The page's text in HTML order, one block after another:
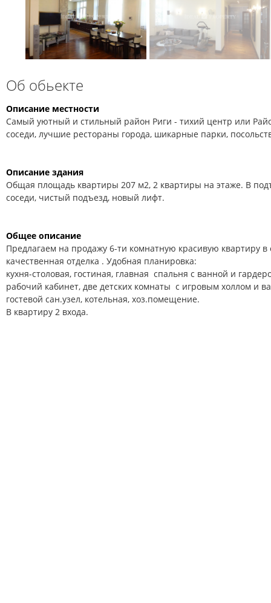
Об обьекте
Описание местности
Самый уютный и стильный район Риги - тихий центр или
соседи, лучшие рестораны города, шикарные парки,
Описание здания
Общая площадь квартиры 207 м2, 2 квартиры на этаже. В
соседи, чистый подъезд, новый лифт.
Общее описание
Предлагаем на продажу 6-ти комнатную красивую квартиру
качественная отделка . Удобная планировка:
кухня-столовая, гостиная, главная спальня с ванной и
рабочий кабинет, две детских комнаты с игровым холлом и
гостевой сан.узел, котельная, хоз.помещение.
В квартиру 2 входа.